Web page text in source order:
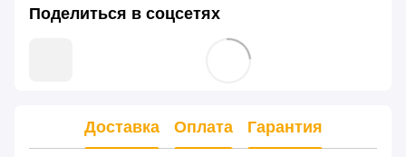
Поделиться в соцсетях
Доставка Оплата Гарантия